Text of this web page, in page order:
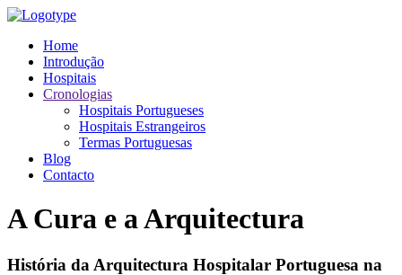
Home
Introdução
Hospitais
Cronologias
Hospitais Portugueses
Hospitais Estrangeiros
Termas Portuguesas
Blog
Contacto
A Cura e a Arquitectura
História da Arquitectura Hospitalar Portuguesa na